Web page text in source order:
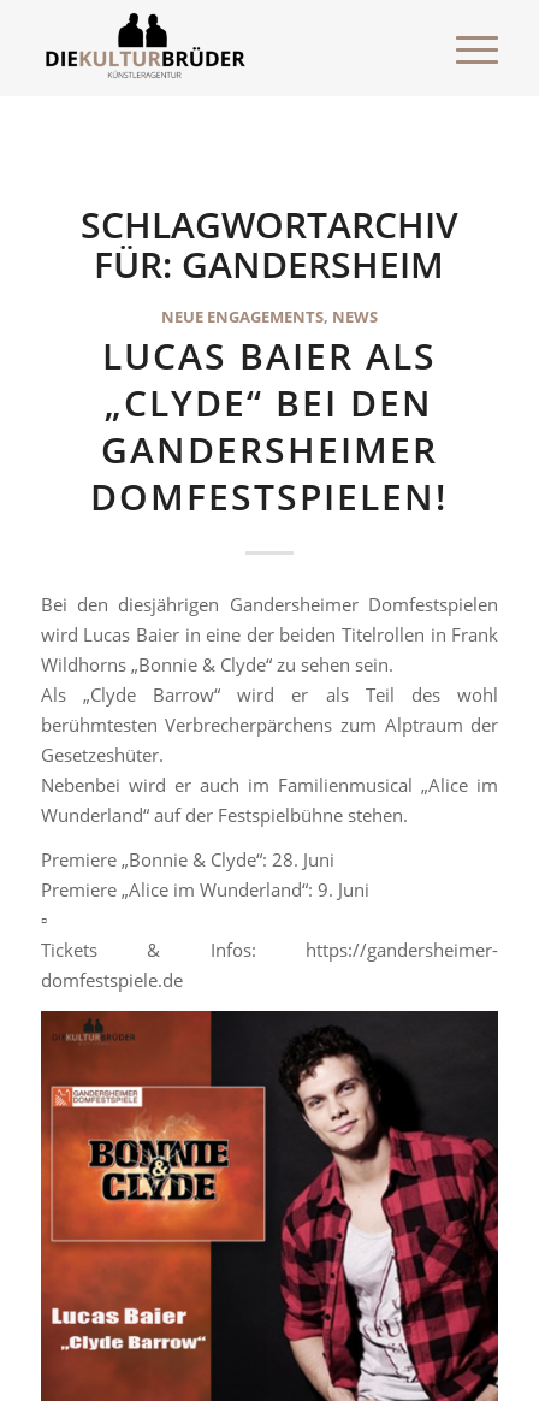
SCHLAGWORTARCHIV
FÜR: GANDERSHEIM
NEUE ENGAGEMENTS, NEWS
LUCAS BAIER ALS
„CLYDE“ BEI DEN
GANDERSHEIMER
DOMFESTSPIELEN!
Bei den diesjährigen Gandersheimer Domfestspielen
wird Lucas Baier in eine der beiden Titelrollen in Frank
Wildhorns „Bonnie & Clyde“ zu sehen sein.
Als „Clyde Barrow“ wird er als Teil des wohl
berühmtesten Verbrecherpärchens zum Alptraum der
Gesetzeshüter.
Nebenbei wird er auch im Familienmusical „Alice im
Wunderland“ auf der Festspielbühne stehen.
Premiere „Bonnie & Clyde“: 28. Juni
Premiere „Alice im Wunderland“: 9. Juni
▫️
Tickets & Infos: https://gandersheimer-
domfestspiele.de